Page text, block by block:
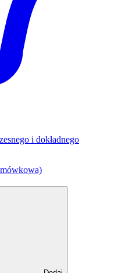
i dokładnego